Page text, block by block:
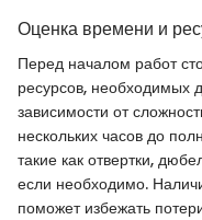
Оценка времени и
Перед началом работ
ресурсов, необходимых
зависимости от
нескольких часов до
такие как отвертки,
если необходимо.
поможет избежать